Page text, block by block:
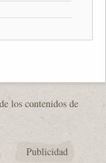
los contenidos de
Publicidad